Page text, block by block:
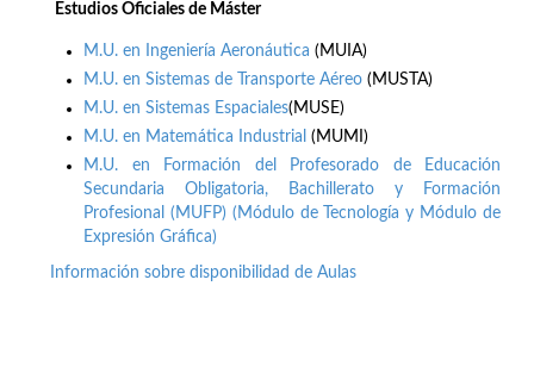
Estudios Oficiales de Máster
M.U. en Ingeniería Aeronáutica (MUIA)
M.U. en Sistemas de Transporte Aéreo (MUSTA)
M.U. en Sistemas Espaciales(MUSE)
M.U. en Matemática Industrial (MUMI)
M.U. en Formación del Profesorado de Educación
Secundaria Obligatoria, Bachillerato y Formación
Profesional (MUFP) (Módulo de Tecnología y Módulo de
Expresión Gráfica)
Información sobre disponibilidad de Aulas